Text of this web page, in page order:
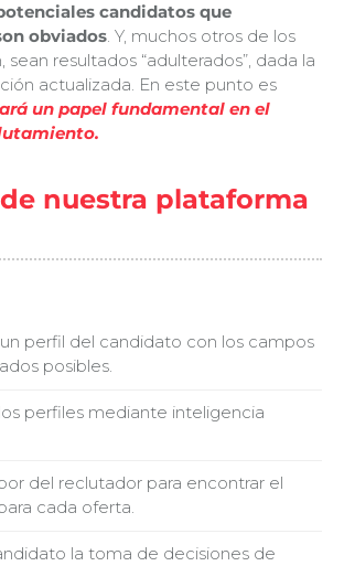
candidatos que
obviados. Y, muchos otros de los
sean resultados “adulterados”, dada la
actualizada. En este punto es
un papel fundamental en el
nuestra plataforma
perfil del candidato con los campos
posibles.
perfiles mediante inteligencia
del reclutador para encontrar el
cada oferta.
la toma de decisiones de